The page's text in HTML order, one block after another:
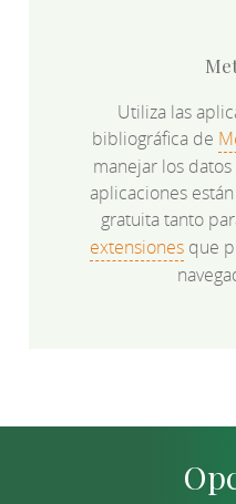
Utiliza las
bibliográfica de
manejar los
aplicaciones
gratuita tanto
extensiones que